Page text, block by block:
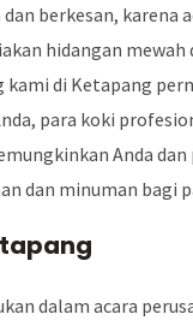
berkesan, karena
hidangan
di Ketapang
para koki
Anda
dan minuman bagi
dalam acara